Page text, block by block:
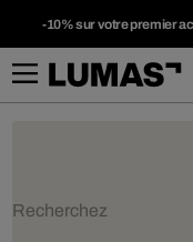
-10% sur votre premier